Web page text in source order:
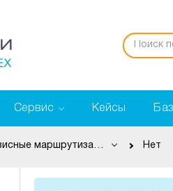
Сервис Кейсы
Сервисные маршрутизаторы Нет